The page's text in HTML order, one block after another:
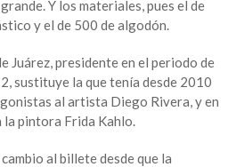
Y los materiales, pues el de
y el de 500 de algodón.
Juárez, presidente en el periodo de
sustituye la que tenía desde 2010
al artista Diego Rivera, y en
la pintora Frida Kahlo.
al billete desde que la